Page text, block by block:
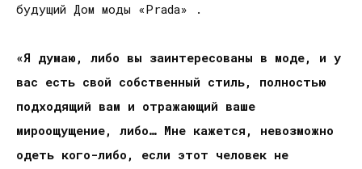
будущий Дом моды «Prada» .
«Я думаю, либо вы заинтересованы в моде, и у
вас есть свой собственный стиль, полностью
подходящий вам и отражающий ваше
мироощущение, либо… Мне кажется, невозможно
одеть кого-либо, если этот человек не